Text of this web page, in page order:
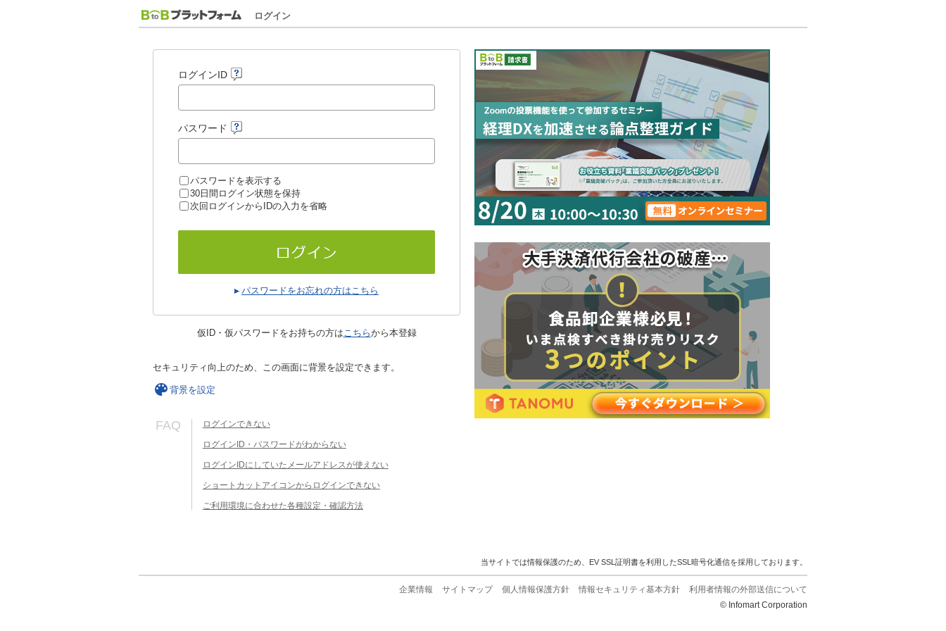
ログイン
ログインID
パスワード
パスワードを表示する
30日間ログイン状態を保持
次回ログインからIDの入力を省略
パスワードをお忘れの方はこちら
仮ID・仮パスワードをお持ちの方はこちらから本登録
セキュリティ向上のため、この画面に背景を設定できます。
背景を設定
FAQ ログインできない
ログインID・パスワードがわからない
ログインIDにしていたメールアドレスが使えない
ショートカットアイコンからログインできない
ご利用環境に合わせた各種設定・確認方法
当サイトでは情報保護のため、EV SSL証明書を利用したSSL暗号化通信を採用しております。
企業情報 サイトマップ 個人情報保護方針 情報セキュリティ基本方針
利用者情報の外部送信について
© Infomart Corporation